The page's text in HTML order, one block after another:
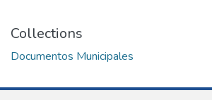
Collections
Documentos Municipales